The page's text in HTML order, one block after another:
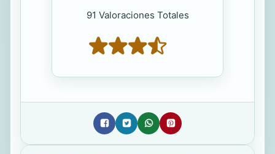
91 Valoraciones Totales